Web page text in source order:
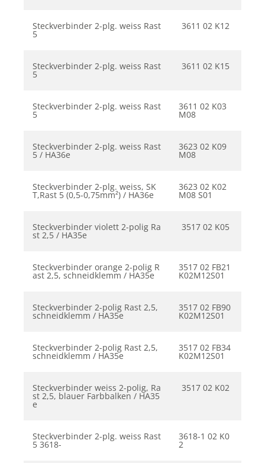
Steckverbinder 2-plg. weiss Rast
5
3611 02 K12
Steckverbinder 2-plg. weiss Rast
5
3611 02 K15
Steckverbinder 2-plg. weiss Rast
5
3611 02 K03
M08
Steckverbinder 2-plg. weiss Rast
5 / HA36e
3623 02 K09
M08
Steckverbinder 2-plg. weiss, SK
T,Rast 5 (0,5-0,75mm²) / HA36e
3623 02 K02
M08 S01
Steckverbinder violett 2-polig Ra
st 2,5 / HA35e
3517 02 K05
Steckverbinder orange 2-polig R
ast 2,5, schneidklemm / HA35e
3517 02 FB21
K02M12S01
Steckverbinder 2-polig Rast 2,5,
schneidklemm / HA35e
3517 02 FB90
K02M12S01
Steckverbinder 2-polig Rast 2,5,
schneidklemm / HA35e
3517 02 FB34
K02M12S01
Steckverbinder weiss 2-polig, Ra
st 2,5, blauer Farbbalken / HA35
e
3517 02 K02
Steckverbinder 2-plg. weiss Rast
5 3618-
3618-1 02 K0
2